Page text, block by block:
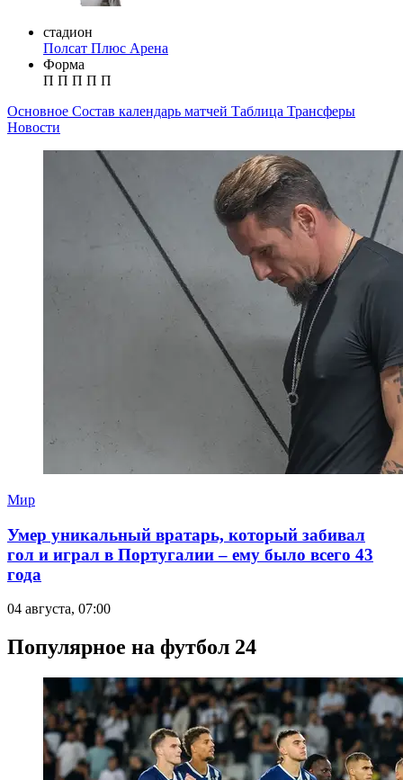
стадион
Полсат Плюс Арена
Форма
П П П П П
Основное Состав календарь матчей Таблица Трансферы
Новости
Мир
Умер уникальный вратарь, который забивал
гол и играл в Португалии – ему было всего 43
года
04 августа, 07:00
Популярное на футбол 24